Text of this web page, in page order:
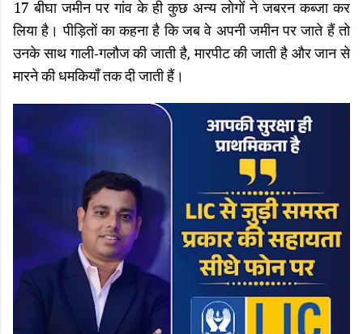
17 बीघा जमीन पर गांव के ही कुछ अन्य लोगों ने जबरन कब्जा कर
लिया है। पीड़ितों का कहना है कि जब वे अपनी जमीन पर जाते हैं तो
उनके साथ गाली-गलौज की जाती है, मारपीट की जाती है और जान से
मारने की धमकियाँ तक दी जाती हैं।